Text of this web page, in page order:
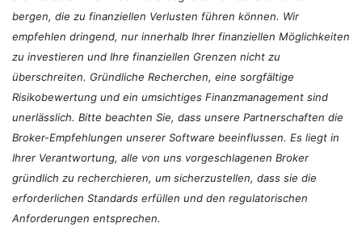
bergen, die zu finanziellen Verlusten führen können. Wir
empfehlen dringend, nur innerhalb Ihrer finanziellen Möglichkeiten
zu investieren und Ihre finanziellen Grenzen nicht zu
überschreiten. Gründliche Recherchen, eine sorgfältige
Risikobewertung und ein umsichtiges Finanzmanagement sind
unerlässlich. Bitte beachten Sie, dass unsere Partnerschaften die
Broker-Empfehlungen unserer Software beeinflussen. Es liegt in
Ihrer Verantwortung, alle von uns vorgeschlagenen Broker
gründlich zu recherchieren, um sicherzustellen, dass sie die
erforderlichen Standards erfüllen und den regulatorischen
Anforderungen entsprechen.